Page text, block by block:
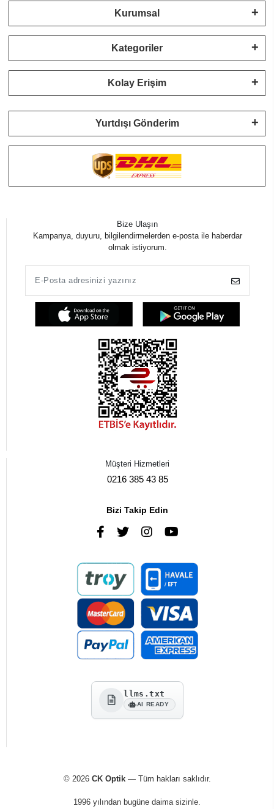
Kurumsal
Kategoriler
Kolay Erişim
Yurtdışı Gönderim
Bize Ulaşın
Kampanya, duyuru, bilgilendirmelerden e-posta ile haberdar
olmak istiyorum.
Müşteri Hizmetleri
0216 385 43 85
Bizi Takip Edin
llms.txt
AI READY
© 2026 CK Optik— Tüm hakları saklıdır.
1996 yılından bugüne daima sizinle.